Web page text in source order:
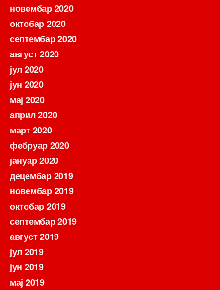
новембар 2020
октобар 2020
септембар 2020
август 2020
јул 2020
јун 2020
мај 2020
април 2020
март 2020
фебруар 2020
јануар 2020
децембар 2019
новембар 2019
октобар 2019
септембар 2019
август 2019
јул 2019
јун 2019
мај 2019